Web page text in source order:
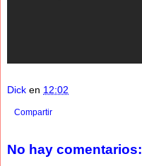
Dick en 12:02
Compartir
No hay comentarios: